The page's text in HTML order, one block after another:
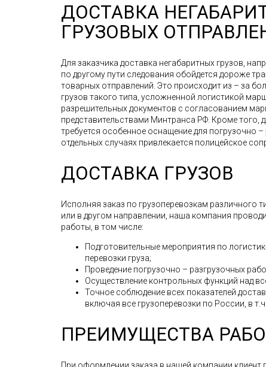
ДОСТАВКА
ГРУЗОВЫХ
Для заказчика доставка негабаритных грузов,
по другому пути следования обойдется дороже
товарных отправлений. Это происходит из – за
грузов такого типа, усложненной логистикой
разрешительных документов с согласованием
представительствами Минтранса РФ. Кроме того,
требуется особенное оснащение для погрузочно –
отдельных случаях привлекается полицейское
ДОСТАВКА ГРУЗОВ
Исполняя заказ по грузоперевозкам различного
или в другом направлении, наша компания
работы, в том числе:
Подготовительные мероприятия по
перевозки груза;
Проведение погрузочно – разгрузочных
Осуществление контрольных функций над
Точное соблюдение всех показателей
включая все грузоперевозки по России, в
ПРЕИМУЩЕСТВА
При оформлении заказа в нашей компании клиент